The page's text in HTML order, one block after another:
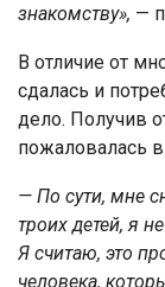
знакомству», —
В отличие от
сдалась и
дело. Получив
пожаловалась
— По сути, мне
троих детей, я
Я считаю, это
человека,